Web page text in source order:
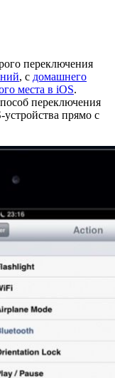
переключения
, с домашнего
места в iOS.
переключения
прямо с